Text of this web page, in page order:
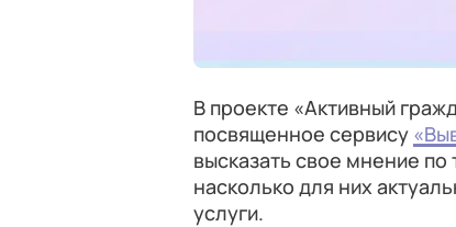
В проекте «Активный
посвященное сервису
высказать свое мнение
насколько для них
услуги.